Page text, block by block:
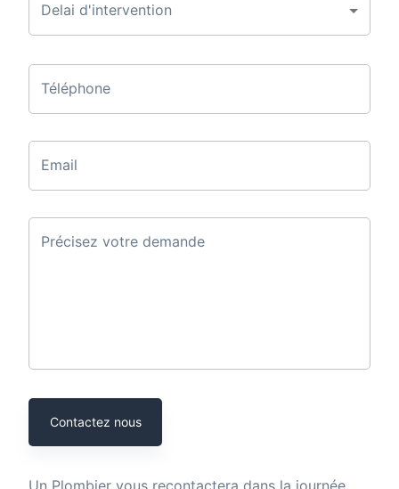
Delai d'intervention
Téléphone
Email
Précisez votre demande
Contactez nous